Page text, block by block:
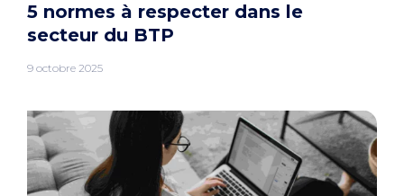
5 normes à respecter dans le
secteur du BTP
9 octobre 2025